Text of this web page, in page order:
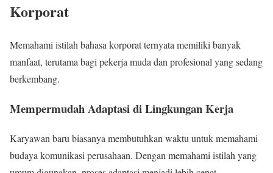
Korporat
Memahami istilah bahasa korporat ternyata memiliki banyak
manfaat, terutama bagi pekerja muda dan profesional yang sedang
berkembang.
Mempermudah Adaptasi di Lingkungan Kerja
Karyawan baru biasanya membutuhkan waktu untuk memahami
budaya komunikasi perusahaan. Dengan memahami istilah yang